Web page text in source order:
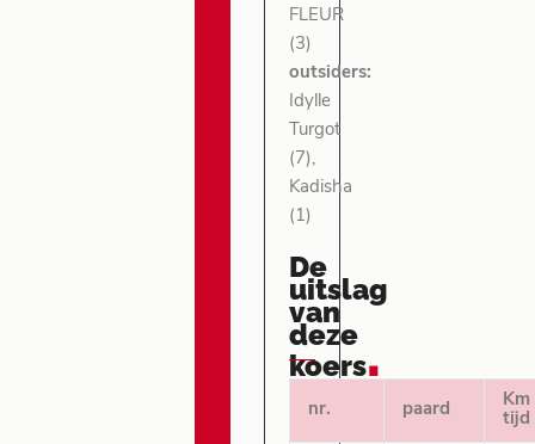
FLEUR
(3)
outsiders:
Idylle
Turgot
(7),
Kadisha
(1)
De
uitslag
van
deze
koers.
nr. paard
Km
tijd